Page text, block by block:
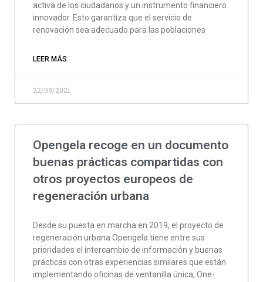
activa de los ciudadanos y un instrumento financiero
innovador. Esto garantiza que el servicio de
renovación sea adecuado para las poblaciones
LEER MÁS
22/09/2021
Opengela recoge en un documento
buenas prácticas compartidas con
otros proyectos europeos de
regeneración urbana
Desde su puesta en marcha en 2019, el proyecto de
regeneración urbana Opengela tiene entre sus
prioridades el intercambio de información y buenas
prácticas con otras experiencias similares que están
implementando oficinas de ventanilla única, One-